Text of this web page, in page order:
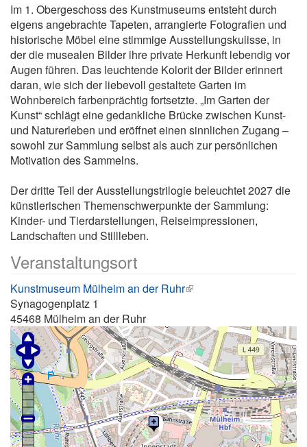
Im 1. Obergeschoss des Kunstmuseums entsteht durch
eigens angebrachte Tapeten, arrangierte Fotografien und
historische Möbel eine stimmige Ausstellungskulisse, in
der die musealen Bilder ihre private Herkunft lebendig vor
Augen führen. Das leuchtende Kolorit der Bilder erinnert
daran, wie sich der liebevoll gestaltete Garten im
Wohnbereich farbenprächtig fortsetzte. „Im Garten der
Kunst“ schlägt eine gedankliche Brücke zwischen Kunst-
und Naturerleben und eröffnet einen sinnlichen Zugang –
sowohl zur Sammlung selbst als auch zur persönlichen
Motivation des Sammelns.
Der dritte Teil der Ausstellungstrilogie beleuchtet 2027 die
künstlerischen Themenschwerpunkte der Sammlung:
Kinder- und Tierdarstellungen, Reiseimpressionen,
Landschaften und Stillleben.
Veranstaltungsort
Kunstmuseum Mülheim an der Ruhr
Synagogenplatz 1
45468 Mülheim an der Ruhr